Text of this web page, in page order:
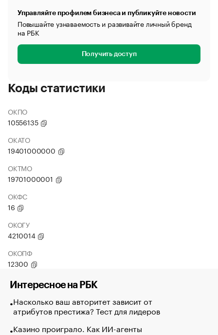
Управляйте профилем бизнеса и публикуйте новости
Повышайте узнаваемость и развивайте личный бренд
на РБК
Получить доступ
Коды статистики
ОКПО
10556135
ОКАТО
19401000000
ОКТМО
19701000001
ОКФС
16
ОКОГУ
4210014
ОКОПФ
12300
Интересное на РБК
Насколько ваш авторитет зависит от
атрибутов престижа? Тест для лидеров
Казино проиграло. Как ИИ-агенты